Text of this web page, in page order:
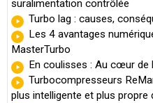
suralimentation contrôlée
Turbo lag : causes,
Les 4 avantages
MasterTurbo
En coulisses : Au cœur
Turbocompresseurs
plus intelligente et plus propre